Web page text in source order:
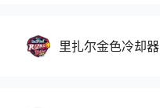
里扎尔金色冷却器